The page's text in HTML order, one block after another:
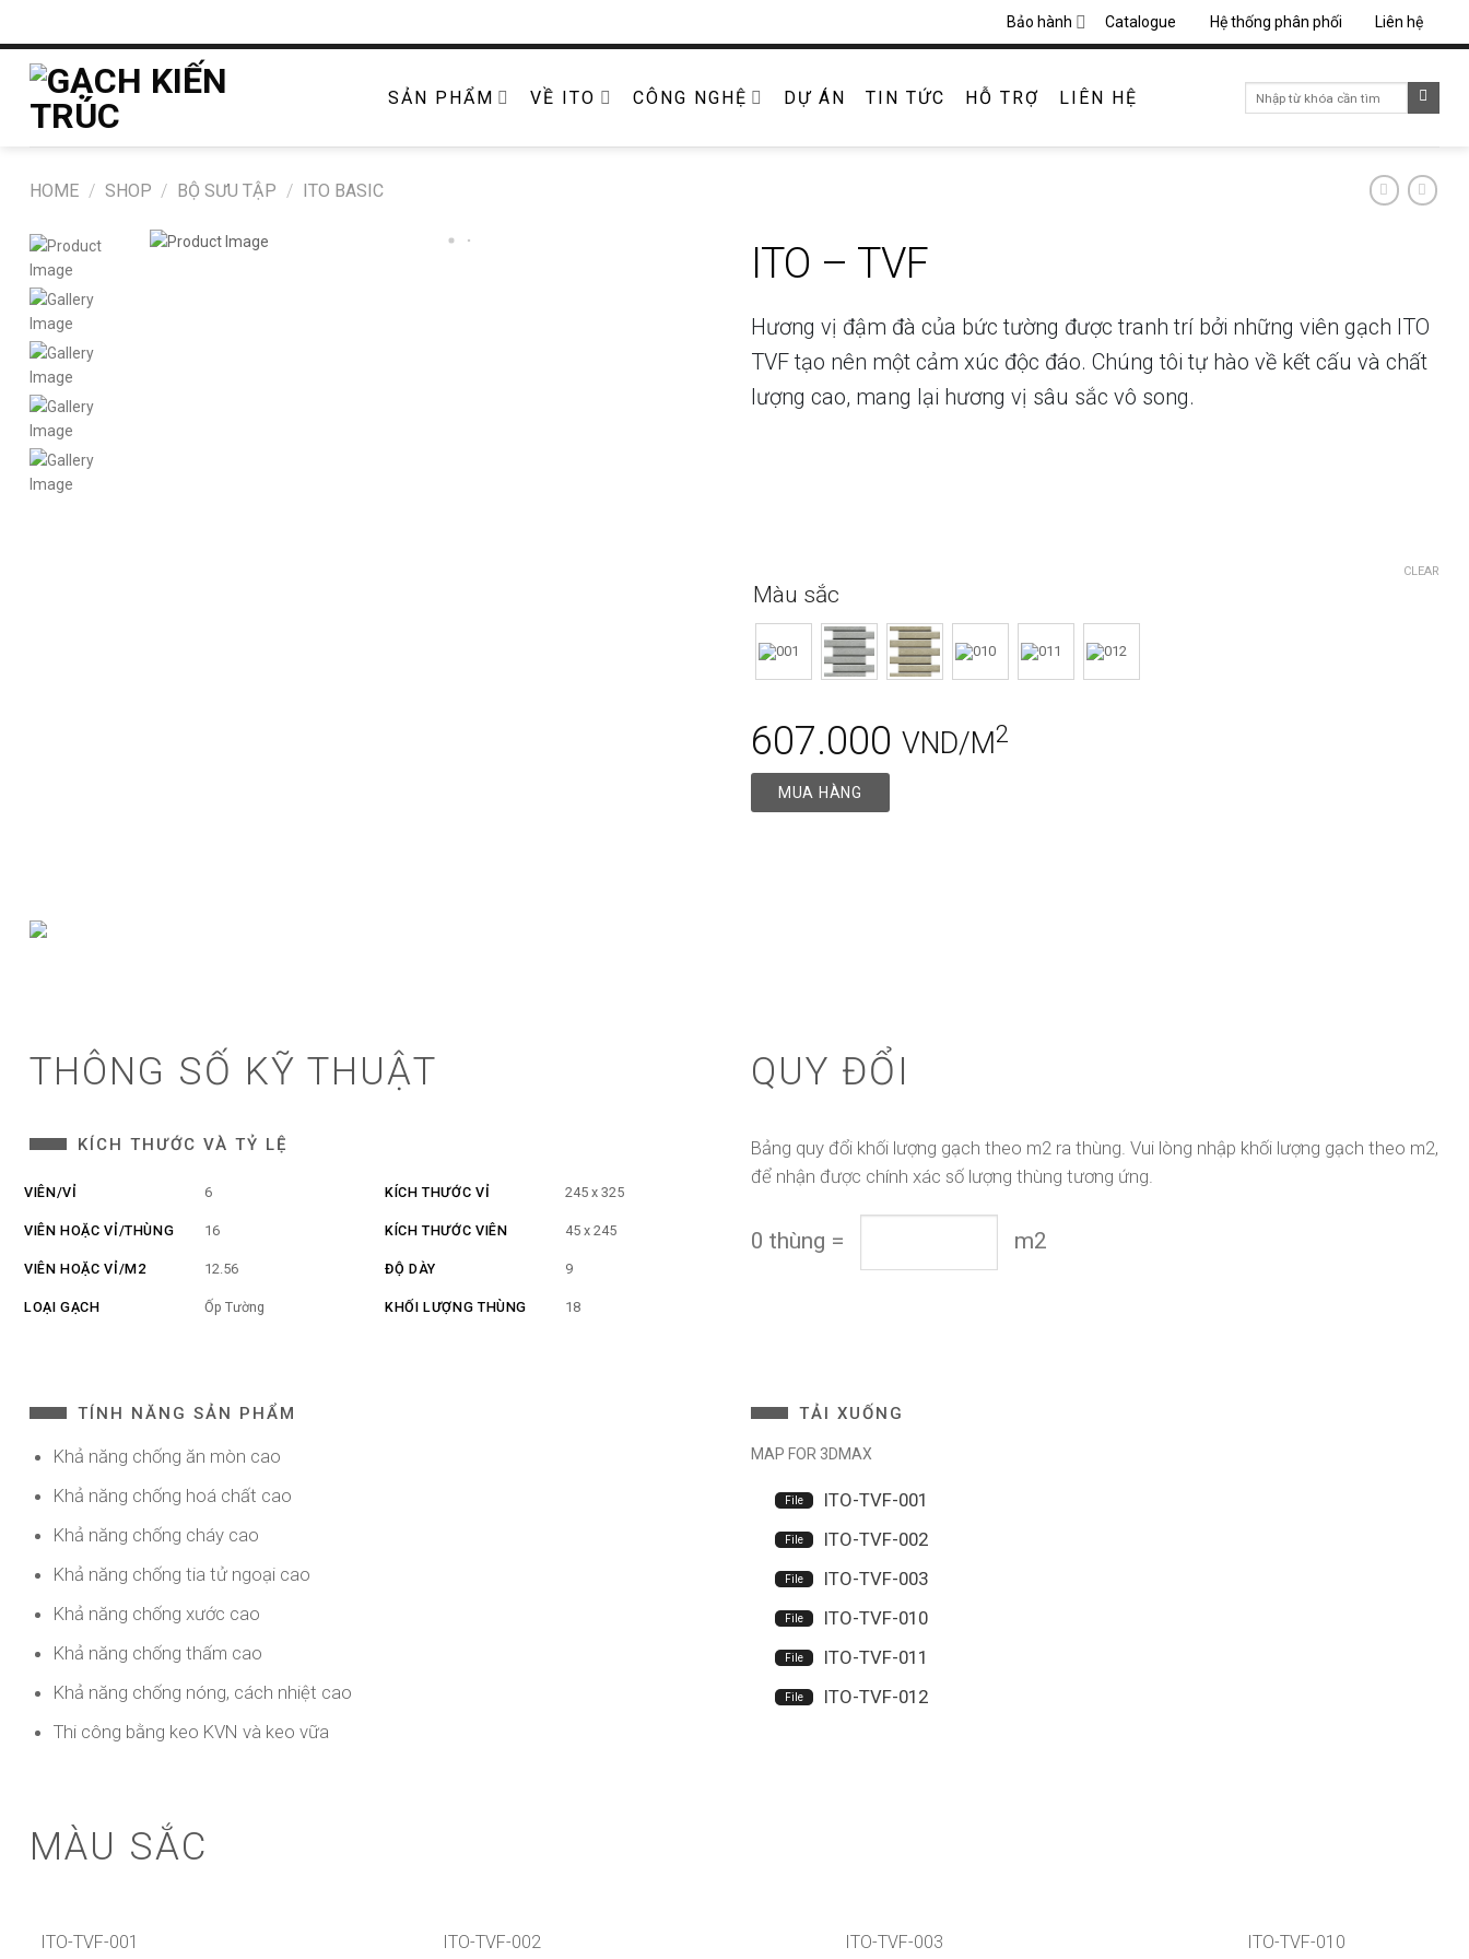
dung
Bảo hành Catalogue Hệ thống phân phối Liên hệ
SẢN PHẨM VỀ ITO CÔNG NGHỆ DỰ ÁN TIN TỨC HỖ TRỢ LIÊN HỆ
Search
HOME / SHOP / BỘ SƯU TẬP / ITO BASIC
ITO – TVF
Hương vị đậm đà của bức tường được tranh trí bởi những viên gạch ITO
TVF tạo nên một cảm xúc độc đáo. Chúng tôi tự hào về kết cấu và chất
lượng cao, mang lại hương vị sâu sắc vô song.
Màu sắc
CLEAR
607.000 VND/M2
MUA HÀNG
THÔNG SỐ KỸ THUẬT
KÍCH THƯỚC VÀ TỶ LỆ
VIÊN/VỈ 6 KÍCH THƯỚC VỈ 245 x 325
VIÊN HOẶC VỈ/THÙNG 16 KÍCH THƯỚC VIÊN 45 x 245
VIÊN HOẶC VỈ/M2 12.56 ĐỘ DÀY 9
LOẠI GẠCH Ốp Tường KHỐI LƯỢNG THÙNG 18
QUY ĐỔI
Bảng quy đổi khối lượng gạch theo m2 ra thùng. Vui lòng nhập khối lượng gạch theo m2,
để nhận được chính xác số lượng thùng tương ứng.
0 thùng = m2
TÍNH NĂNG SẢN PHẨM
Khả năng chống ăn mòn cao
Khả năng chống hoá chất cao
Khả năng chống cháy cao
Khả năng chống tia tử ngoại cao
Khả năng chống xước cao
Khả năng chống thấm cao
Khả năng chống nóng, cách nhiệt cao
Thi công bằng keo KVN và keo vữa
TẢI XUỐNG
MAP FOR 3DMAX
ITO-TVF-001
ITO-TVF-002
ITO-TVF-003
ITO-TVF-010
ITO-TVF-011
ITO-TVF-012
MÀU SẮC
ITO-TVF-001 ITO-TVF-002 ITO-TVF-003 ITO-TVF-010